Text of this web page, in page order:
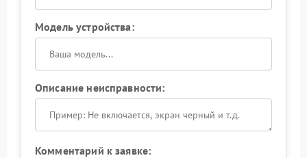
Модель устройства:
Описание неисправности:
Комментарий к заявке: